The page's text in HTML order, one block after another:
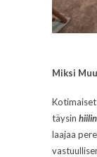
Miksi
täysin
laajaa